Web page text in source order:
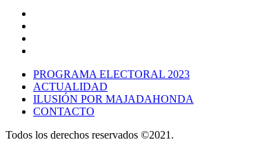
PROGRAMA ELECTORAL 2023
ACTUALIDAD
ILUSIÓN POR MAJADAHONDA
CONTACTO
Todos los derechos reservados ©2021.